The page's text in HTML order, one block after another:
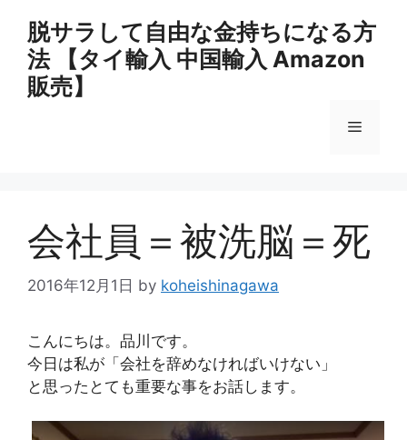
脱サラして自由な金持ちになる方
法 【タイ輸入 中国輸入 Amazon
販売】
メ
ュ
会社員＝被洗脳＝死
2016年12月1日 by koheishinagawa
こんにちは。品川です。
今日は私が「会社を辞めなければいけない」
と思ったとても重要な事をお話します。